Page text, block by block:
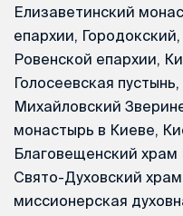
Елизаветинский
епархии,
Ровенской епархии,
Голосеевская
Михайловский
монастырь в Киеве,
Благовещенский
Свято-Духовский
миссионерская